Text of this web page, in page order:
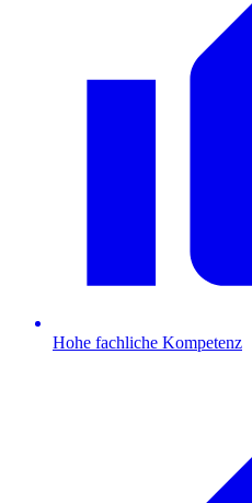
Hohe fachliche Kompetenz